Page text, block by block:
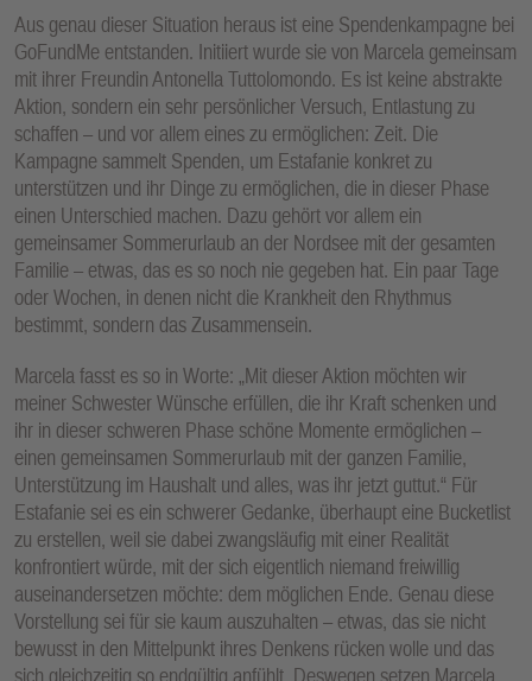
Aus genau dieser Situation heraus ist eine Spendenkampagne bei
GoFundMe entstanden. Initiiert wurde sie von Marcela gemeinsam
mit ihrer Freundin Antonella Tuttolomondo. Es ist keine abstrakte
Aktion, sondern ein sehr persönlicher Versuch, Entlastung zu
schaffen – und vor allem eines zu ermöglichen: Zeit. Die
Kampagne sammelt Spenden, um Estafanie konkret zu
unterstützen und ihr Dinge zu ermöglichen, die in dieser Phase
einen Unterschied machen. Dazu gehört vor allem ein
gemeinsamer Sommerurlaub an der Nordsee mit der gesamten
Familie – etwas, das es so noch nie gegeben hat. Ein paar Tage
oder Wochen, in denen nicht die Krankheit den Rhythmus
bestimmt, sondern das Zusammensein.
Marcela fasst es so in Worte: „Mit dieser Aktion möchten wir
meiner Schwester Wünsche erfüllen, die ihr Kraft schenken und
ihr in dieser schweren Phase schöne Momente ermöglichen –
einen gemeinsamen Sommerurlaub mit der ganzen Familie,
Unterstützung im Haushalt und alles, was ihr jetzt guttut.“ Für
Estafanie sei es ein schwerer Gedanke, überhaupt eine Bucketlist
zu erstellen, weil sie dabei zwangsläufig mit einer Realität
konfrontiert würde, mit der sich eigentlich niemand freiwillig
auseinandersetzen möchte: dem möglichen Ende. Genau diese
Vorstellung sei für sie kaum auszuhalten – etwas, das sie nicht
bewusst in den Mittelpunkt ihres Denkens rücken wolle und das
sich gleichzeitig so endgültig anfühlt. Deswegen setzen Marcela